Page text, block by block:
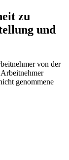
zu
und
von der
genommene